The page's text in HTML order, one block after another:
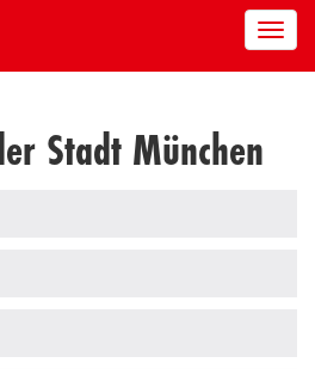
Stadt München